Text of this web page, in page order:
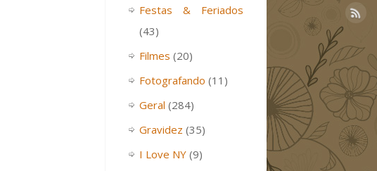
Festas & Feriados
(43)
Filmes (20)
Fotografando (11)
Geral (284)
Gravidez (35)
I Love NY (9)